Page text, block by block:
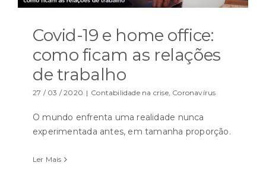
Covid-19 e home office:
como ficam as relações
de trabalho
27 / 03 / 2020 | Contabilidade na crise, Coronavírus
O mundo enfrenta uma realidade nunca
experimentada antes, em tamanha proporção.
Ler Mais